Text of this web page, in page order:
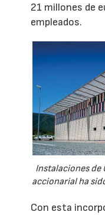
21 millones de
empleados.
Instalaciones de
accionarial ha
Con esta